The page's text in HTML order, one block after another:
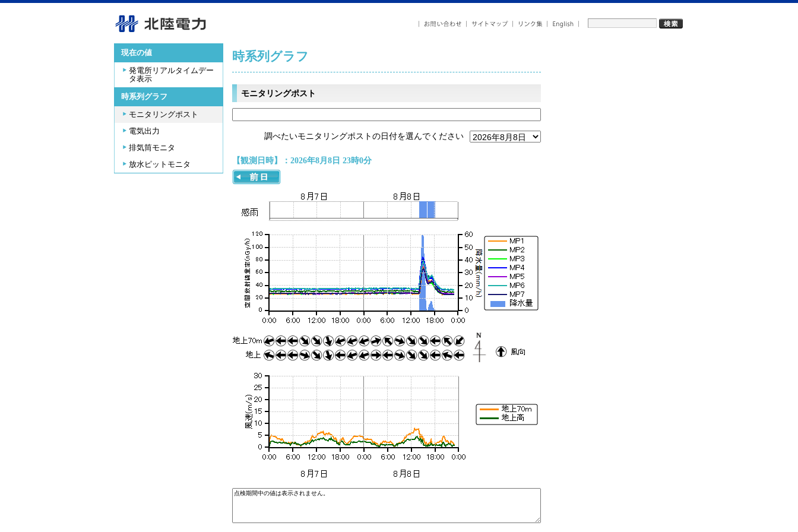
現在の値
発電所リアルタイムデー
タ表示
時系列グラフ
モニタリングポスト
電気出力
排気筒モニタ
放水ピットモニタ
時系列グラフ
モニタリングポスト
調べたいモニタリングポストの日付を選んでください
【観測日時】：2026年8月8日 23時0分